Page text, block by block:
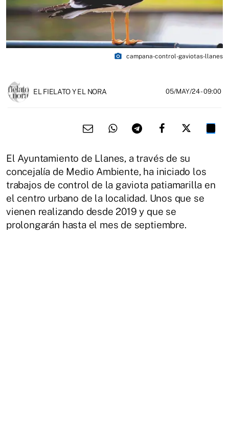
photo_camera campana-control-gaviotas-llanes
EL FIELATO Y EL NORA 05/MAY/24- 09:00
El Ayuntamiento de Llanes, a través de su
concejalía de Medio Ambiente, ha iniciado los
trabajos de control de la gaviota patiamarilla en
el centro urbano de la localidad. Unos que se
vienen realizando desde 2019 y que se
prolongarán hasta el mes de septiembre.